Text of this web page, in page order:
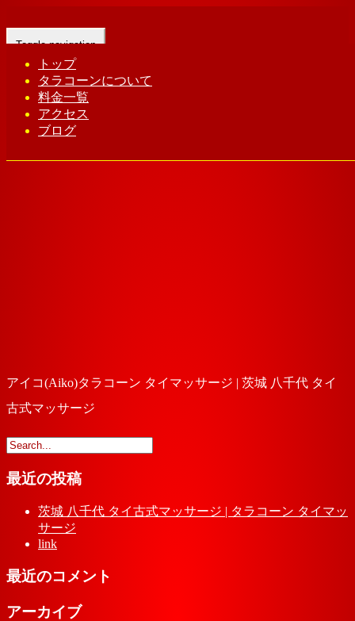
Toggle navigation
トップ
タラコーンについて
料金一覧
アクセス
ブログ
Home -アイコ…
アイコ(Aiko)タラコーン タイマッサージ | 茨城 八千代 タイ
古式マッサージ
最近の投稿
茨城 八千代 タイ古式マッサージ | タラコーン タイマッ
サージ
link
最近のコメント
アーカイブ